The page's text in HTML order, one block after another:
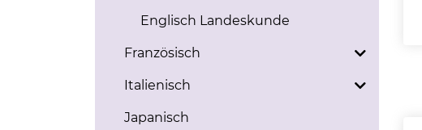
Englisch Landeskunde
Französisch
Italienisch
Japanisch